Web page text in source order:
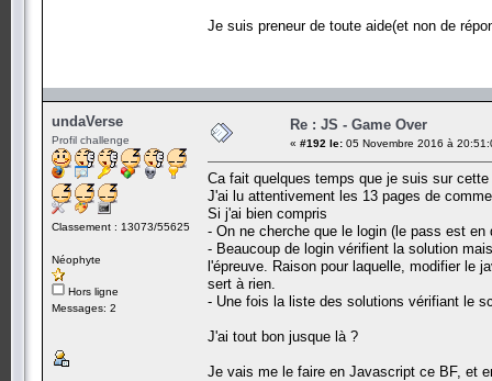
Je suis preneur de toute aide(et non de
undaVerse
Profil challenge
Classement : 13073/55625
Néophyte
Hors ligne
Messages: 2
Re : JS - Game Over
« #192 le: 05 Novembre 2016 à
Ca fait quelques temps que je suis sur
J'ai lu attentivement les 13 pages de
Si j'ai bien compris
- On ne cherche que le login (le pass est
- Beaucoup de login vérifient la solution
l'épreuve. Raison pour laquelle, modifier le
sert à rien.
- Une fois la liste des solutions vérifiant le
J'ai tout bon jusque là ?
Je vais me le faire en Javascript ce BF, et